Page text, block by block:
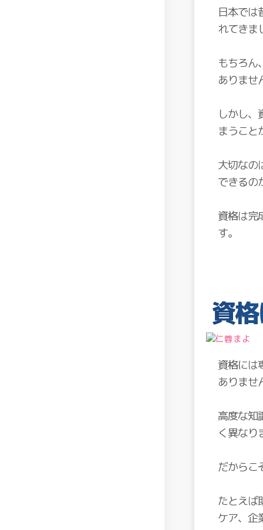
日本では
れてきま
もちろん
ありませ
しかし、
まうこと
大切なの
できるの
資格は完
す。
資
資格には
ありませ
高度な知
く異なり
だからこ
たとえば
ケア、企